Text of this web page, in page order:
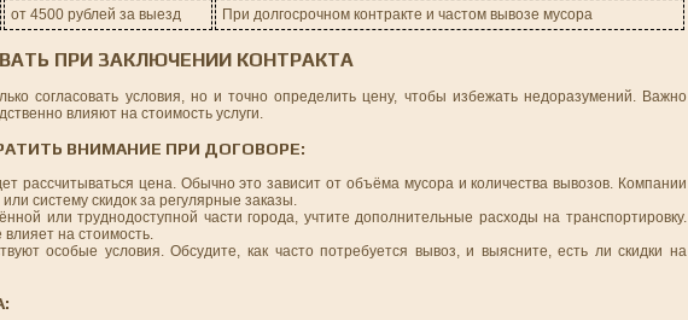
от 4500 рублей за выезд При долгосрочном контракте и частом вывозе мусора
ПРИ ЗАКЛЮЧЕНИИ КОНТРАКТА
согласовать условия, но и точно определить цену, чтобы избежать недоразумений. Важно
влияют на стоимость услуги.
ВНИМАНИЕ ПРИ ДОГОВОРЕ:
рассчитываться цена. Обычно это зависит от объёма мусора и количества вывозов. Компании
систему скидок за регулярные заказы.
или труднодоступной части города, учтите дополнительные расходы на транспортировку.
на стоимость.
особые условия. Обсудите, как часто потребуется вывоз, и выясните, есть ли скидки на